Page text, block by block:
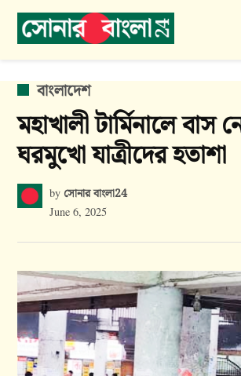
Skip
বাংলা
24
POSTED
বাংলাদেশ
মহাখালী টার্মিনালে বাস
ঘরমুখো যাত্রীদের হতাশা
by সোনার বাংলা24
June 6, 2025